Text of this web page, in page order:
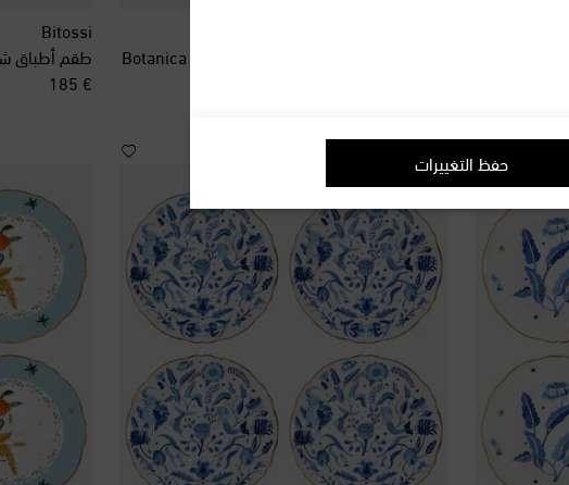
Bitossi
€ 185
original price
أورغواي
إسبانيا
إستونيا
إندونيسيا
إيرلندا الشمالية
حفظ التغييرات